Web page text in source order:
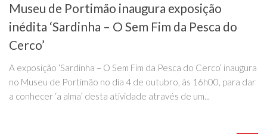
Museu de Portimão inaugura exposição
inédita ‘Sardinha – O Sem Fim da Pesca do
Cerco’
A exposição ‘Sardinha – O Sem Fim da Pesca do Cerco’ inaugura
no Museu de Portimão no dia 4 de outubro, às 16h00, para dar
a conhecer ‘a alma’ desta atividade através de um...